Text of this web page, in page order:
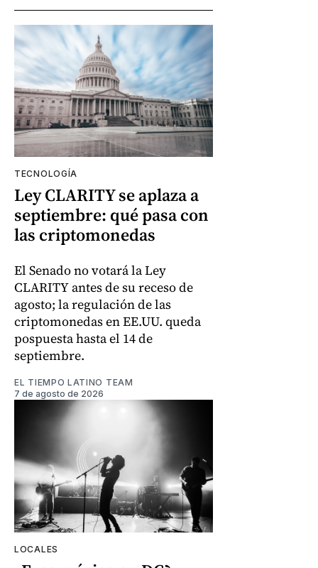
TECNOLOGÍA
Ley CLARITY se aplaza a
septiembre: qué pasa con
las criptomonedas
El Senado no votará la Ley
CLARITY antes de su receso de
agosto; la regulación de las
criptomonedas en EE.UU. queda
pospuesta hasta el 14 de
septiembre.
EL TIEMPO LATINO TEAM
7 de agosto de 2026
LOCALES